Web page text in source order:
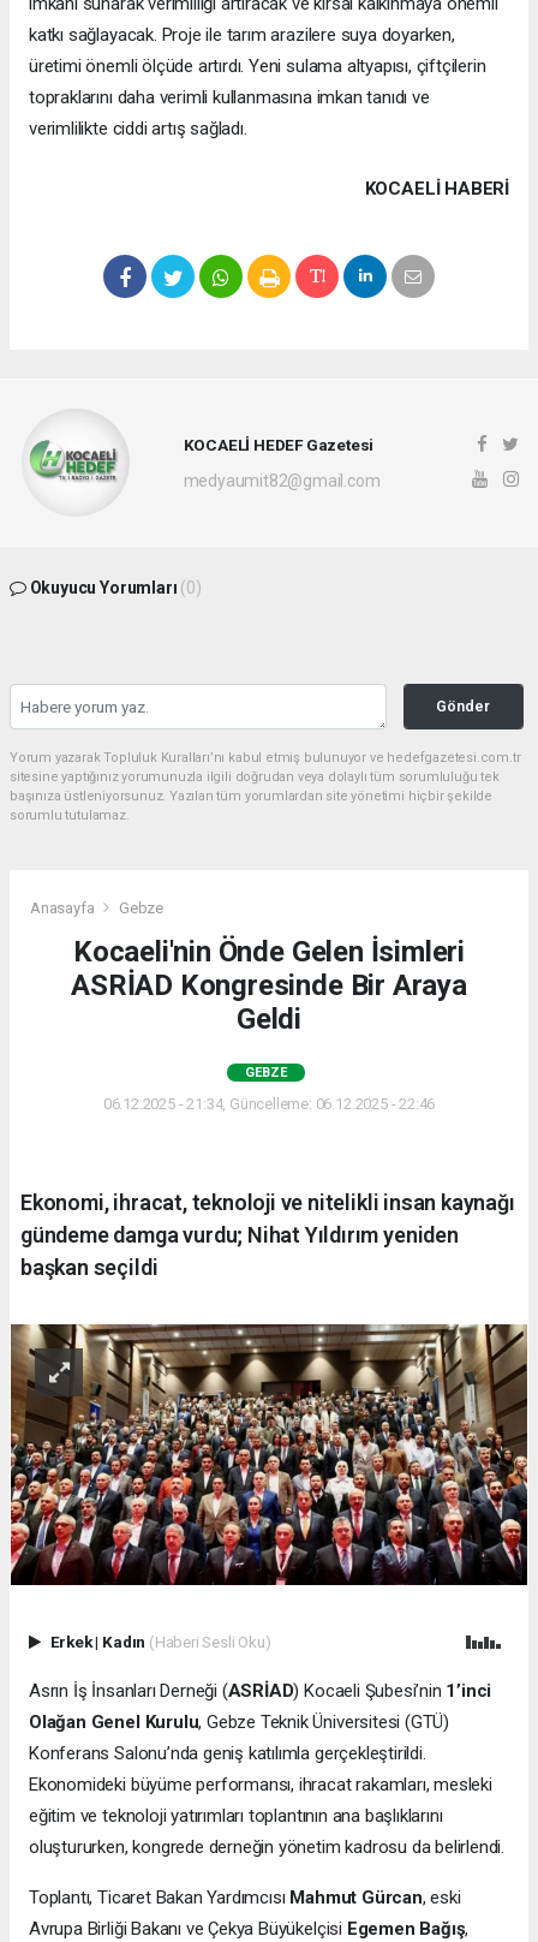
katkı sağlayacak. Proje ile tarım arazilere suya doyarken,
üretimi önemli ölçüde artırdı. Yeni sulama altyapısı, çiftçilerin
topraklarını daha verimli kullanmasına imkan tanıdı ve
verimlilikte ciddi artış sağladı.
KOCAELI HABERİ
KOCAELİ HEDEF Gazetesi
medyaumit82@gmail.com
Okuyucu Yorumları (0)
Gönder
Yorum yazarak Topluluk Kuralları’nı kabul etmiş bulunuyor ve hedefgazetesi.com.tr
sitesine yaptığınız yorumunuzla ilgili doğrudan veya dolaylı tüm sorumluluğu tek
başınıza üstleniyorsunuz. Yazılan tüm yorumlardan site yönetimi hiçbir şekilde
sorumlu tutulamaz.
Anasayfa Gebze
Kocaeli'nin Önde Gelen İsimleri
ASRİAD Kongresinde Bir Araya
Geldi
GEBZE
06.12.2025 - 21:34, Güncelleme: 06.12.2025 - 22:46
Ekonomi, ihracat, teknoloji ve nitelikli insan kaynağı
gündeme damga vurdu; Nihat Yıldırım yeniden
başkan seçildi
Erkek| Kadın (Haberi Sesli Oku)
Asrın İş İnsanları Derneği (ASRİAD) Kocaeli Şubesi’nin 1’inci
Olağan Genel Kurulu, Gebze Teknik Üniversitesi (GTÜ)
Konferans Salonu’nda geniş katılımla gerçekleştirildi.
Ekonomideki büyüme performansı, ihracat rakamları, mesleki
eğitim ve teknoloji yatırımları toplantının ana başlıklarını
oluştururken, kongrede derneğin yönetim kadrosu da belirlendi.
Toplantı, Ticaret Bakan Yardımcısı Mahmut Gürcan, eski
Avrupa Birliği Bakanı ve Çekya Büyükelçisi Egemen Bağış,